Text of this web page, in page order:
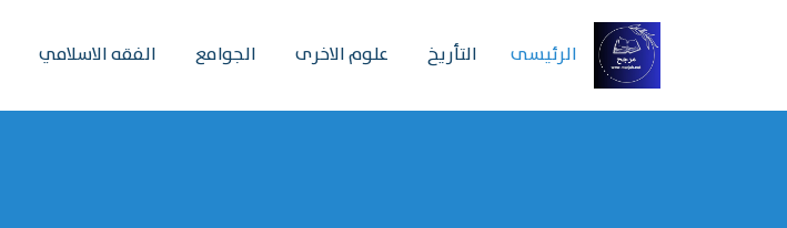
الرئیسی التأريخ علوم الاخرى الجوامع الفقه الاسلامي